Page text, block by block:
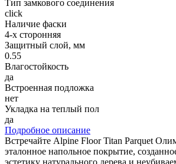
Тип замкового соединения
click
Наличие фаски
4-х сторонняя
Защитный слой, мм
0.55
Влагостойкость
да
Встроенная подложка
нет
Укладка на теплый пол
да
Подробное описание
Встречайте Alpine Floor Titan Parquet
эталонное напольное покрытие,